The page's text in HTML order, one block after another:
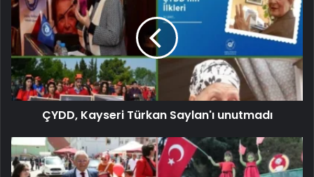
ÇYDD, Kayseri Türkan Saylan'ı unutmadı